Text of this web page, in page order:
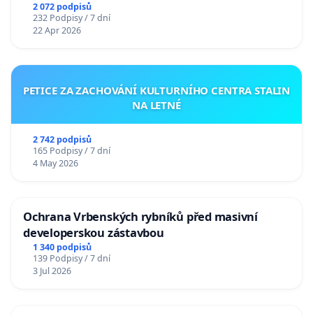
2 072 podpisů
232 Podpisy / 7 dní
22 Apr 2026
PETICE ZA ZACHOVÁNÍ KULTURNÍHO CENTRA STALIN
NA LETNÉ
2 742 podpisů
165 Podpisy / 7 dní
4 May 2026
Ochrana Vrbenských rybníků před masivní
developerskou zástavbou
1 340 podpisů
139 Podpisy / 7 dní
3 Jul 2026